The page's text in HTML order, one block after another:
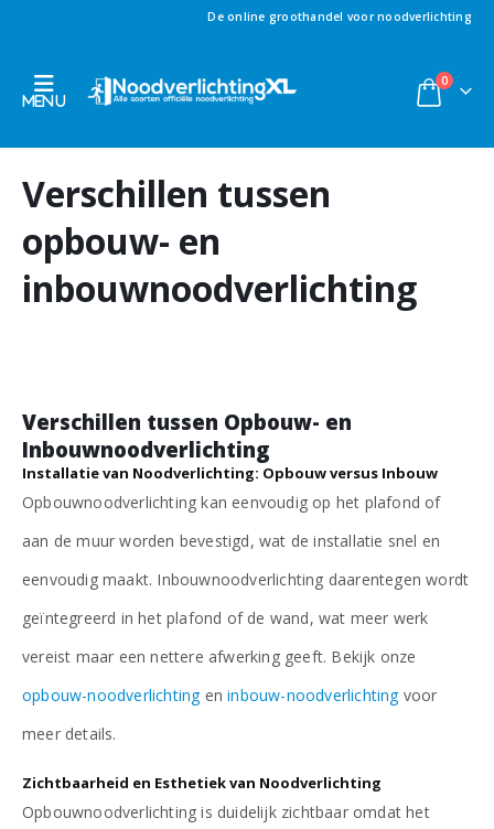
De online groothandel voor noodverlichting
0
Verschillen tussen
opbouw- en
inbouwnoodverlichting
Verschillen tussen Opbouw- en
Inbouwnoodverlichting
Installatie van Noodverlichting: Opbouw versus Inbouw
Opbouwnoodverlichting kan eenvoudig op het plafond of
aan de muur worden bevestigd, wat de installatie snel en
eenvoudig maakt. Inbouwnoodverlichting daarentegen wordt
geïntegreerd in het plafond of de wand, wat meer werk
vereist maar een nettere afwerking geeft. Bekijk onze
opbouw-noodverlichtingeninbouw-noodverlichtingvoor
meer details.
Zichtbaarheid en Esthetiek van Noodverlichting
Opbouwnoodverlichting is duidelijk zichtbaar omdat het